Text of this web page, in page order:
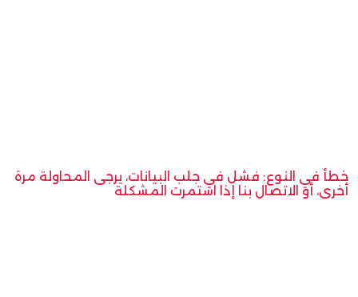
خطأ في النوع: فشل في جلب البيانات، يرجى المحاولة مرة
أخرى، أو الاتصال بنا إذا استمرت المشكلة